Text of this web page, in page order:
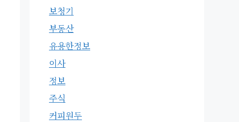
보청기
부동산
유용한정보
이사
정보
주식
커피원두